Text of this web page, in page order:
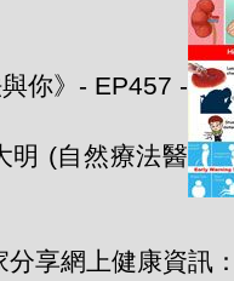
你》- EP457 -
明 (自然療法醫
享網上健康資訊